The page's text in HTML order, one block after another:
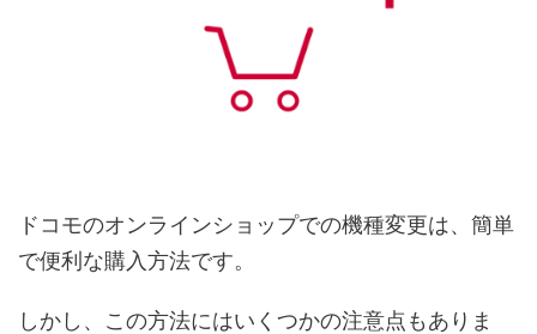
ドコモのオンラインショップでの機種変更は、簡単
で便利な購入方法です。
しかし、この方法にはいくつかの注意点もありま